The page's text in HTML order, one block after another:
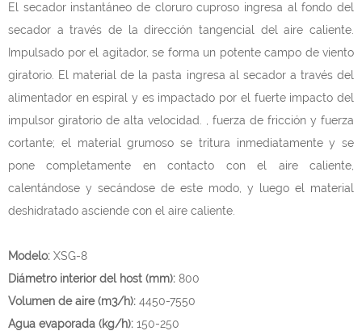
El secador instantáneo de cloruro cuproso ingresa al fondo del
secador a través de la dirección tangencial del aire caliente.
Impulsado por el agitador, se forma un potente campo de viento
giratorio. El material de la pasta ingresa al secador a través del
alimentador en espiral y es impactado por el fuerte impacto del
impulsor giratorio de alta velocidad. , fuerza de fricción y fuerza
cortante; el material grumoso se tritura inmediatamente y se
pone completamente en contacto con el aire caliente,
calentándose y secándose de este modo, y luego el material
deshidratado asciende con el aire caliente.
Modelo: XSG-8
Diámetro interior del host (mm): 800
Volumen de aire (m3/h): 4450-7550
Agua evaporada (kg/h): 150-250